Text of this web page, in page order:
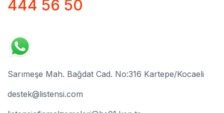
444 56 50
Sarımeşe Mah. Bağdat Cad. No:316 Kartepe/Kocaeli
destek@listensi.com